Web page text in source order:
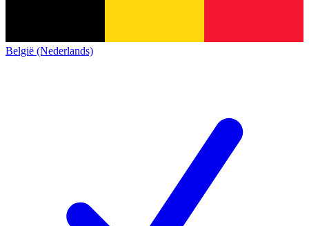
België (Nederlands)